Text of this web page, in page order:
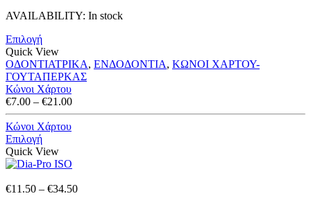
€7.00
AVAILABILITY: In stock
Επιλογή
Quick View
ΟΔΟΝΤΙΑΤΡΙΚΑ, ΕΝΔΟΔΟΝΤΙΑ, ΚΩΝΟΙ ΧΑΡΤΟΥ-
ΓΟΥΤΑΠΕΡΚΑΣ
Κώνοι Χάρτου
€7.00 – €21.00Price
range:
Κώνοι Χάρτου
Επιλογή
Quick View
€11.50 – €34.50Price